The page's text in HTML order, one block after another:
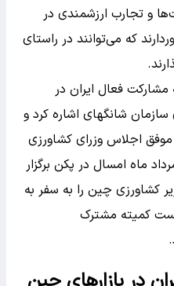
و تجارب ارزشمندی در
که می‌توانند در راستای
فعال ایران در
شانگهای اشاره کرد و
موفق اجلاس وزرای کشاورزی
ماه امسال در پکن برگزار
کشاورزی چین را به سفر به
کمیته مشترک